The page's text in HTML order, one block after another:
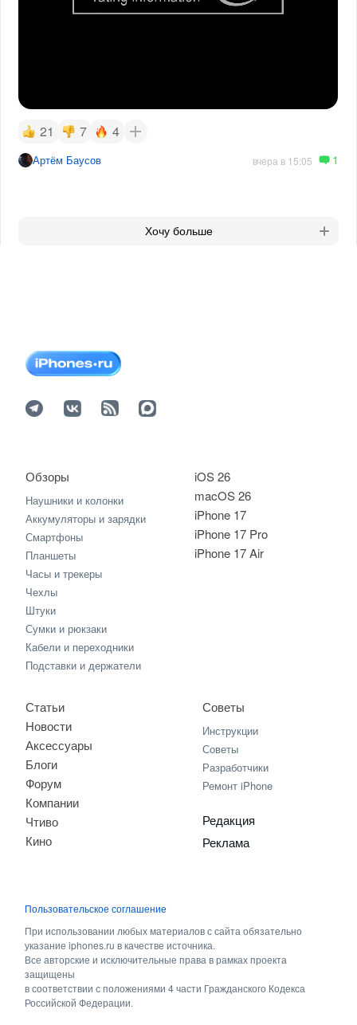
21 7 4
Артём Баусов вчера в 15:05 1
Хочу больше
iOS 26
macOS 26
iPhone 17
iPhone 17 Pro
iPhone 17 Air
Обзоры
Наушники и колонки
Аккумуляторы и зарядки
Смартфоны
Планшеты
Часы и трекеры
Чехлы
Штуки
Сумки и рюкзаки
Кабели и переходники
Подставки и держатели
Статьи
Новости
Аксессуары
Блоги
Форум
Компании
Чтиво
Кино
Советы
Инструкции
Советы
Разработчики
Ремонт iPhone
Редакция
Реклама
Пользовательское соглашение
При использовании любых материалов с сайта обязательно
указание iphones.ru в качестве источника.
Все авторские и исключительные права в рамках проекта
защищены
в соответствии с положениями 4 части Гражданского Кодекса
Российской Федерации.